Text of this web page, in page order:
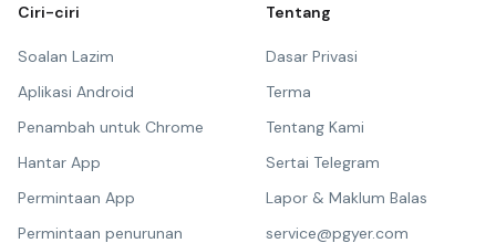
Ciri-ciri
Soalan Lazim
Aplikasi Android
Penambah untuk Chrome
Hantar App
Permintaan App
Permintaan penurunan
Tentang
Dasar Privasi
Terma
Tentang Kami
Sertai Telegram
Lapor & Maklum Balas
service@pgyer.com